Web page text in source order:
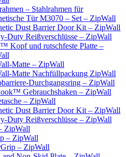
– Stahlrahmen für
Tür M3070 – Set – ZipWall
Dust Barrier Door Kit – ZipWall
Duty Reißverschlüsse – ZipWall
Kopf und rutschfeste Platte –
Matte – ZipWall
Matte Nachfüllpackung ZipWall
Durchgangsring – ZipWall
Gebrauchshaken – ZipWall
– ZipWall
Dust Barrier Door Kit – ZipWall
Duty Reißverschlüsse – ZipWall
ZipWall
– ZipWall
– ZipWall